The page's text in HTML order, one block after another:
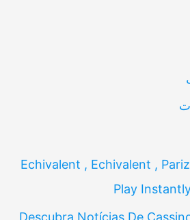
Echivalent , Echivalent ,
Play
Descubra Notícias De